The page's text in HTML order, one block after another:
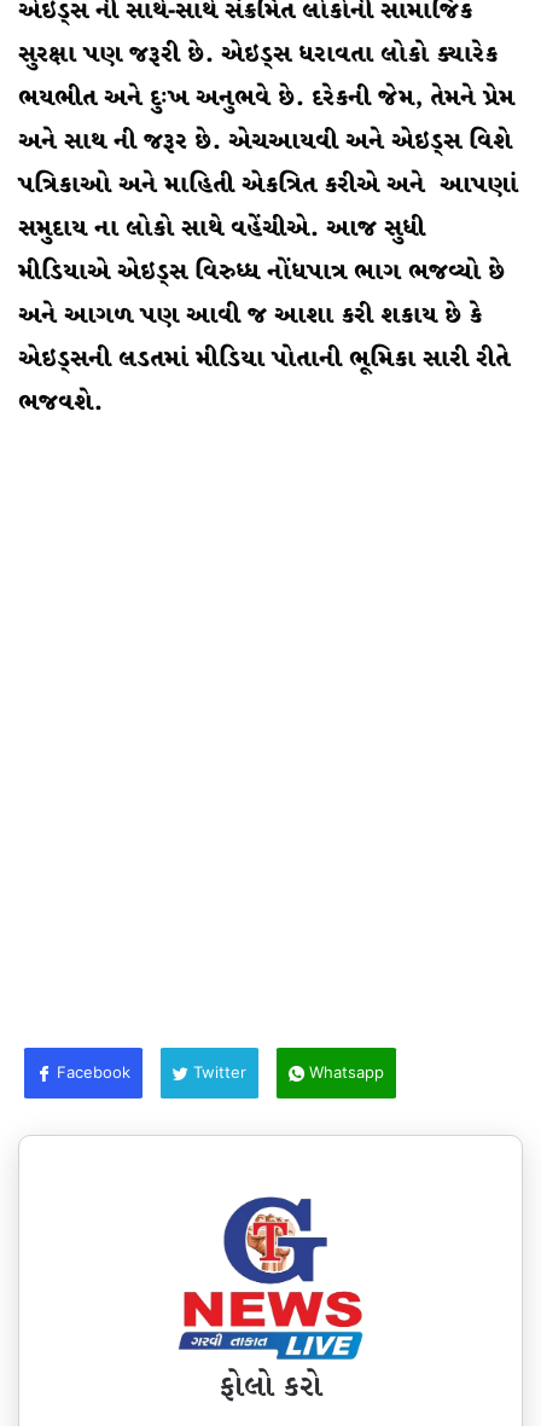
એઇડ્સ ની સાથે-સાથે સંક્રમિત લોકોની સામાજિક
સુરક્ષા પણ જરૂરી છે. એઇડ્સ ધરાવતા લોકો ક્યારેક
ભયભીત અને દુઃખ અનુભવે છે. દરેકની જેમ, તેમને પ્રેમ
અને સાથ ની જરૂર છે. એચઆયવી અને એઇડ્સ વિશે
પત્રિકાઓ અને માહિતી એકત્રિત કરીએ અને આપણાં
સમુદાય ના લોકો સાથે વહેંચીએ. આજ સુધી
મીડિયાએ એઇડ્સ વિરુધ્ધ નોંધપાત્ર ભાગ ભજવ્યો છે
અને આગળ પણ આવી જ આશા કરી શકાય છે કે
એઇડ્સની લડતમાં મીડિયા પોતાની ભૂમિકા સારી રીતે
ભજવશે.
Facebook Twitter Whatsapp
ફોલો કરો